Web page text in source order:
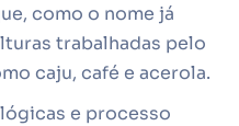
como o nome já
trabalhadas pelo
caju, café e acerola.
e processo